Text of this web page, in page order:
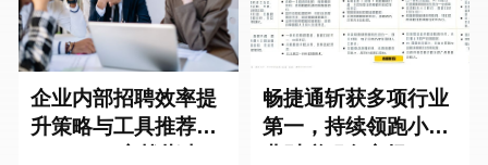
企业内部招聘效率提
升策略与工具推荐：
畅捷通斩获多项行业
第一，持续领跑小微